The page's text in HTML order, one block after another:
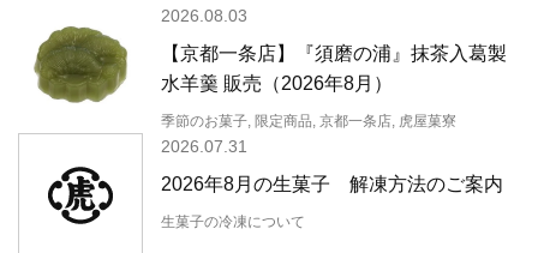
【京都一条店】『須磨の浦』抹茶入葛製
水羊羹 販売（2026年8月）
2026.08.03
季節のお菓子, 限定商品, 京都一条店, 虎屋菓寮
2026年8月の生菓子 解凍方法のご案内
2026.07.31
生菓子の冷凍について